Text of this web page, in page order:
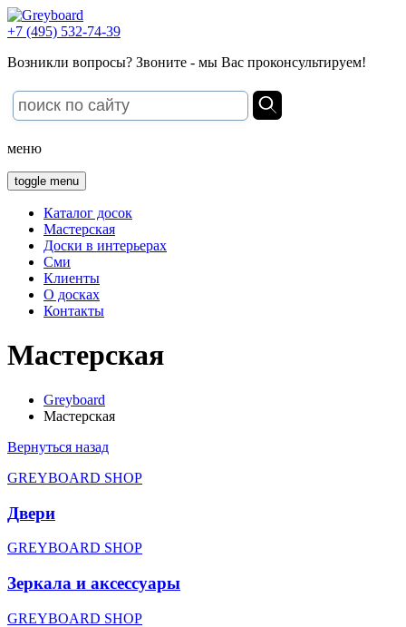
+7 (495) 532-74-39
Возникли вопросы? Звоните - мы Вас проконсультируем!
меню
toggle menu
Каталог досок
Мастерская
Доски в интерьерах
Сми
Клиенты
О досках
Контакты
Мастерская
Greyboard
Мастерская
Вернуться назад
GREYBOARD SHOP
Двери
GREYBOARD SHOP
Зеркала и аксессуары
GREYBOARD SHOP